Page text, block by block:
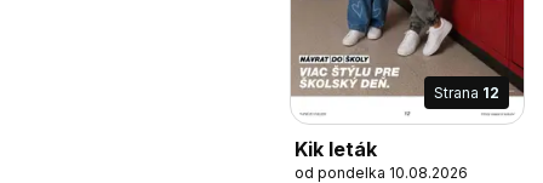
Strana 12
Kik leták
od pondelka 10.08.2026